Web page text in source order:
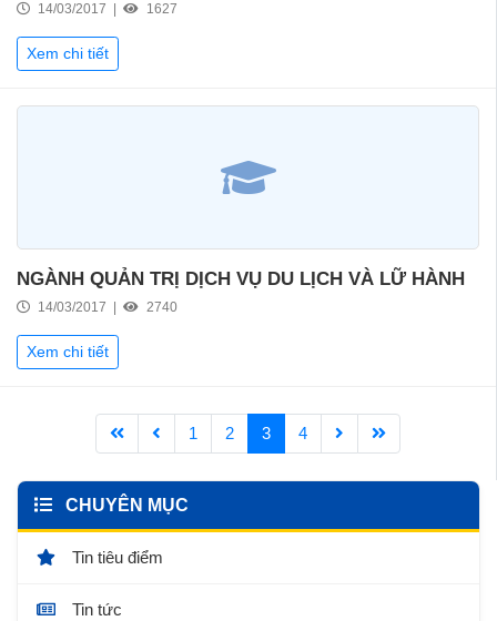
14/03/2017 | 1627
Xem chi tiết
NGÀNH QUẢN TRỊ DỊCH VỤ DU LỊCH VÀ LỮ HÀNH
14/03/2017 | 2740
Xem chi tiết
1 2 3 4
CHUYÊN MỤC
Tin tiêu điểm
Tin tức